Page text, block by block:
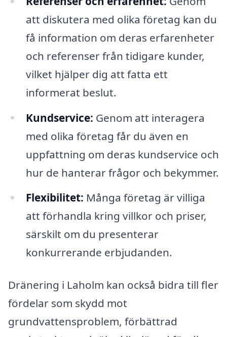
att diskutera med olika företag kan du
få information om deras erfarenheter
och referenser från tidigare kunder,
vilket hjälper dig att fatta ett
informerat beslut.
Kundservice: Genom att interagera
med olika företag får du även en
uppfattning om deras kundservice och
hur de hanterar frågor och bekymmer.
Flexibilitet: Många företag är villiga
att förhandla kring villkor och priser,
särskilt om du presenterar
konkurrerande erbjudanden.
Dränering i Laholm kan också bidra till fler
fördelar som skydd mot
grundvattensproblem, förbättrad